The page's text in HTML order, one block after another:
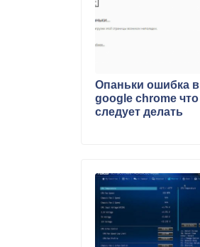
Опаньки ошибка в
google chrome что
следует делать